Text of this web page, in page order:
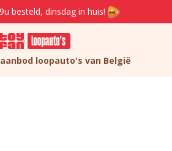
besteld, dinsdag in huis!
loopauto's van België